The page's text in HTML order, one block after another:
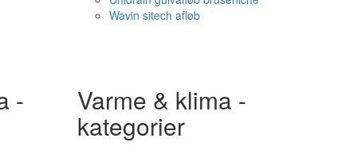
Wavin sitech afløb
- Varme & klima -
kategorier